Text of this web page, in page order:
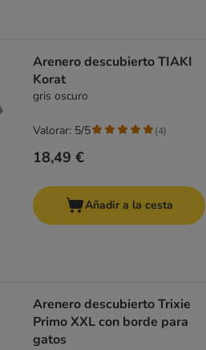
Arenero descubierto TIAKI
Korat
gris oscuro
18,49 €
Valorar: 5/5 (4)
Añadir a la cesta
Arenero descubierto Trixie
Primo XXL con borde para
gatos